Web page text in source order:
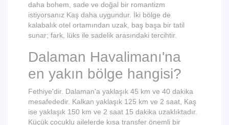
daha bohem, sade ve doğal bir romantizm
istiyorsanız Kaş daha uygundur. İki bölge de
kalabalık otel ortamından uzak, baş başa bir tatil
sunar; fark, lüks ile sadelik arasındaki tercihtir.
Dalaman Havalimanı'na
en yakın bölge hangisi?
Fethiye'dir. Dalaman'a yaklaşık 45 km ve 40 dakika
mesafededir. Kalkan yaklaşık 125 km ve 2 saat, Kaş
ise yaklaşık 150 km ve 2 saat 15 dakika uzaklıktadır.
Küçük çocuklu ailelerde kısa transfer önemli bir